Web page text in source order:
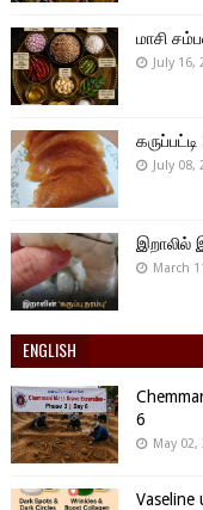
மாசி
July 16,
July 08,
இறாலில்
March
ENGLISH
6
May 02,
Vaseline